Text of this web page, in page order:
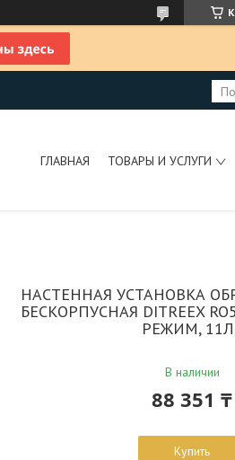
ГЛАВНАЯ ТОВАРЫ И УСЛУГИ
НАСТЕННАЯ УСТАНОВКА
БЕСКОРПУСНАЯ DITREEX
РЕЖИМ,
В наличии
88 351 ₸
Купить